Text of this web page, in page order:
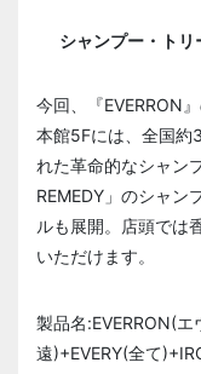
シャンプー・ト
今回、『EVERRON
本館5Fには、全国約
れた革命的なシャン
REMEDY」のシャン
ルも展開。店頭では
いただけます。
製品名:EVERRON(
遠)+EVERY(全て